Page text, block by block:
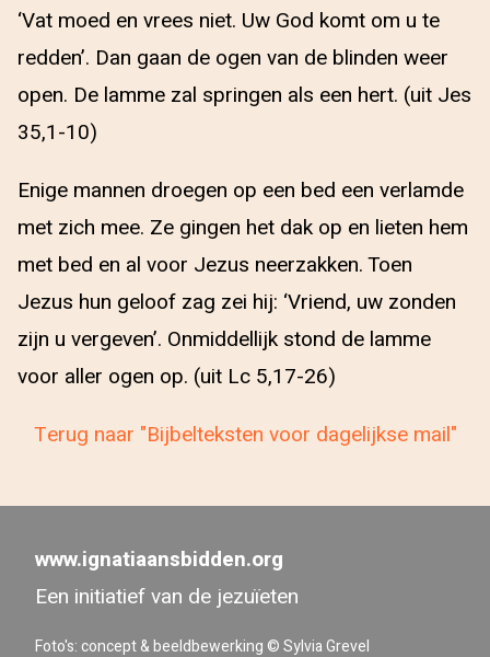
‘Vat moed en vrees niet. Uw God komt om u te
redden’. Dan gaan de ogen van de blinden weer
open. De lamme zal springen als een hert. (uit Jes
35,1-10)
Enige mannen droegen op een bed een verlamde
met zich mee. Ze gingen het dak op en lieten hem
met bed en al voor Jezus neerzakken. Toen
Jezus hun geloof zag zei hij: ‘Vriend, uw zonden
zijn u vergeven’. Onmiddellijk stond de lamme
voor aller ogen op. (uit Lc 5,17-26)
Terug naar "Bijbelteksten voor dagelijkse mail"
www.ignatiaansbidden.org
Een initiatief van de jezuïeten
Foto's: concept & beeldbewerking © Sylvia Grevel